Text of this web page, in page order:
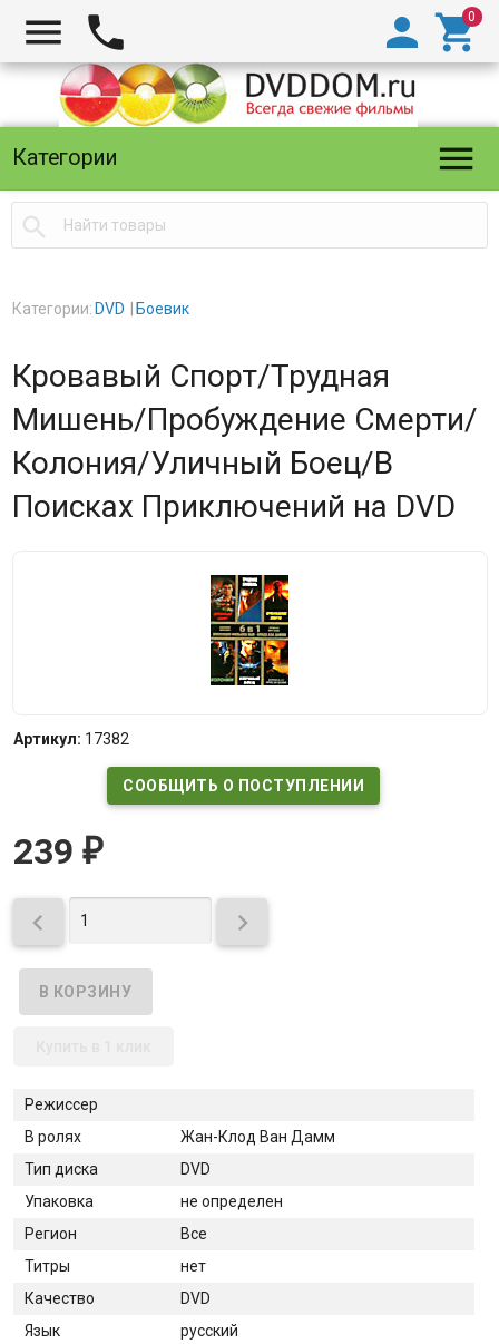
  

Категории 

Категории: DVD Боевик
Кровавый Спорт/Трудная
Мишень/Пробуждение Смерти/
Колония/Уличный Боец/В
Поисках Приключений на DVD
Артикул: 17382
СООБЩИТЬ О ПОСТУПЛЕНИИ
239 ₽
 
Режиссер
В ролях
Жан-Клод Ван Дамм
Тип диска
DVD
Упаковка
не определен
Регион
Все
Титры
нет
Качество
DVD
Язык
русский